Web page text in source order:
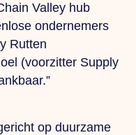
Valley hub
ondernemers
Rutten
(voorzitter Supply
op duurzame